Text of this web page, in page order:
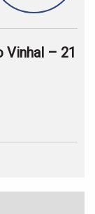
Vinhal – 21